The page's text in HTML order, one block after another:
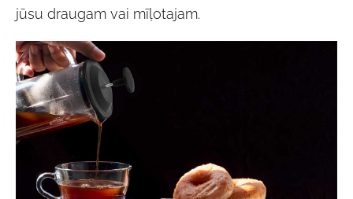
jūsu draugam vai mīļotajam.